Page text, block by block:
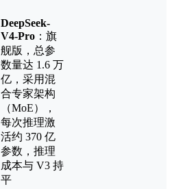
DeepSeek-
V4-Pro ：旗
舰版，总参
数量达 1.6 万
亿，采用混
合专家架构
（MoE），
每次推理激
活约 370 亿
参数，推理
成本与 V3 持
平